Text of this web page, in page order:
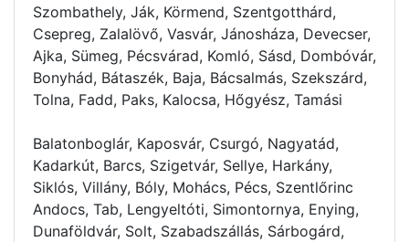
Szombathely, Ják, Körmend, Szentgotthárd,
Csepreg, Zalalövő, Vasvár, Jánosháza, Devecser,
Ajka, Sümeg, Pécsvárad, Komló, Sásd, Dombóvár,
Bonyhád, Bátaszék, Baja, Bácsalmás, Szekszárd,
Tolna, Fadd, Paks, Kalocsa, Hőgyész, Tamási
Balatonboglár, Kaposvár, Csurgó, Nagyatád,
Kadarkút, Barcs, Szigetvár, Sellye, Harkány,
Siklós, Villány, Bóly, Mohács, Pécs, Szentlőrinc
Andocs, Tab, Lengyeltóti, Simontornya, Enying,
Dunaföldvár, Solt, Szabadszállás, Sárbogárd,